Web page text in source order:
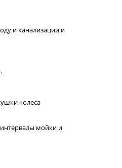
и канализации и
колеса
мойки и